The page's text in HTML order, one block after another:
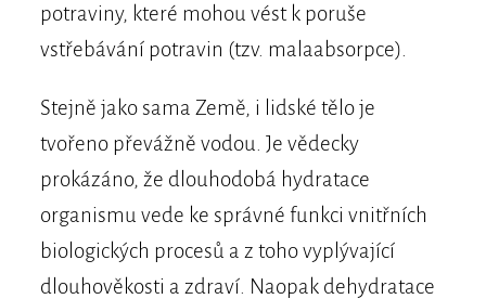
potraviny, které mohou vést k poruše
vstřebávání potravin (tzv. malaabsorpce).
Stejně jako sama Země, i lidské tělo je
tvořeno převážně vodou. Je vědecky
prokázáno, že dlouhodobá hydratace
organismu vede ke správné funkci vnitřních
biologických procesů a z toho vyplývající
dlouhověkosti a zdraví. Naopak dehydratace